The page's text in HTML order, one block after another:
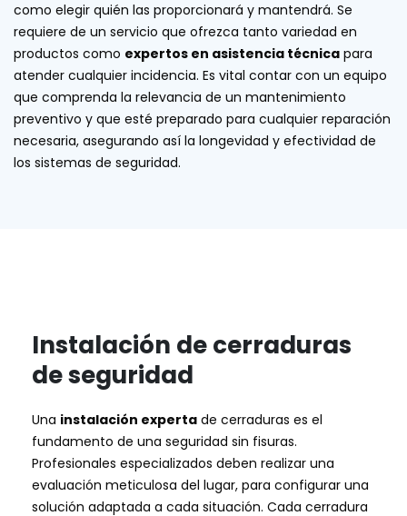
como elegir quién las proporcionará y mantendrá. Se
requiere de un servicio que ofrezca tanto variedad en
productos como expertos en asistencia técnica para
atender cualquier incidencia. Es vital contar con un equipo
que comprenda la relevancia de un mantenimiento
preventivo y que esté preparado para cualquier reparación
necesaria, asegurando así la longevidad y efectividad de
los sistemas de seguridad.
Instalación de cerraduras
de seguridad
Una instalación experta de cerraduras es el
fundamento de una seguridad sin fisuras.
Profesionales especializados deben realizar una
evaluación meticulosa del lugar, para configurar una
solución adaptada a cada situación. Cada cerradura